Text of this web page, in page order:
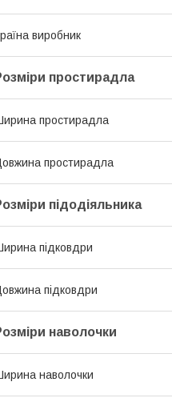
виробник
простирадла
простирадла
простирадла
підодіяльника
підковдри
підковдри
наволочки
наволочки